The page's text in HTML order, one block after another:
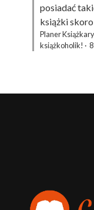
posiadać
książki
Planer
książkoholik! ·